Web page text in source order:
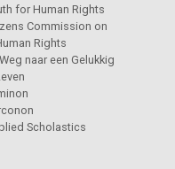
for Human Rights
Commission on
Rights
naar een Gelukkig
Scholastics